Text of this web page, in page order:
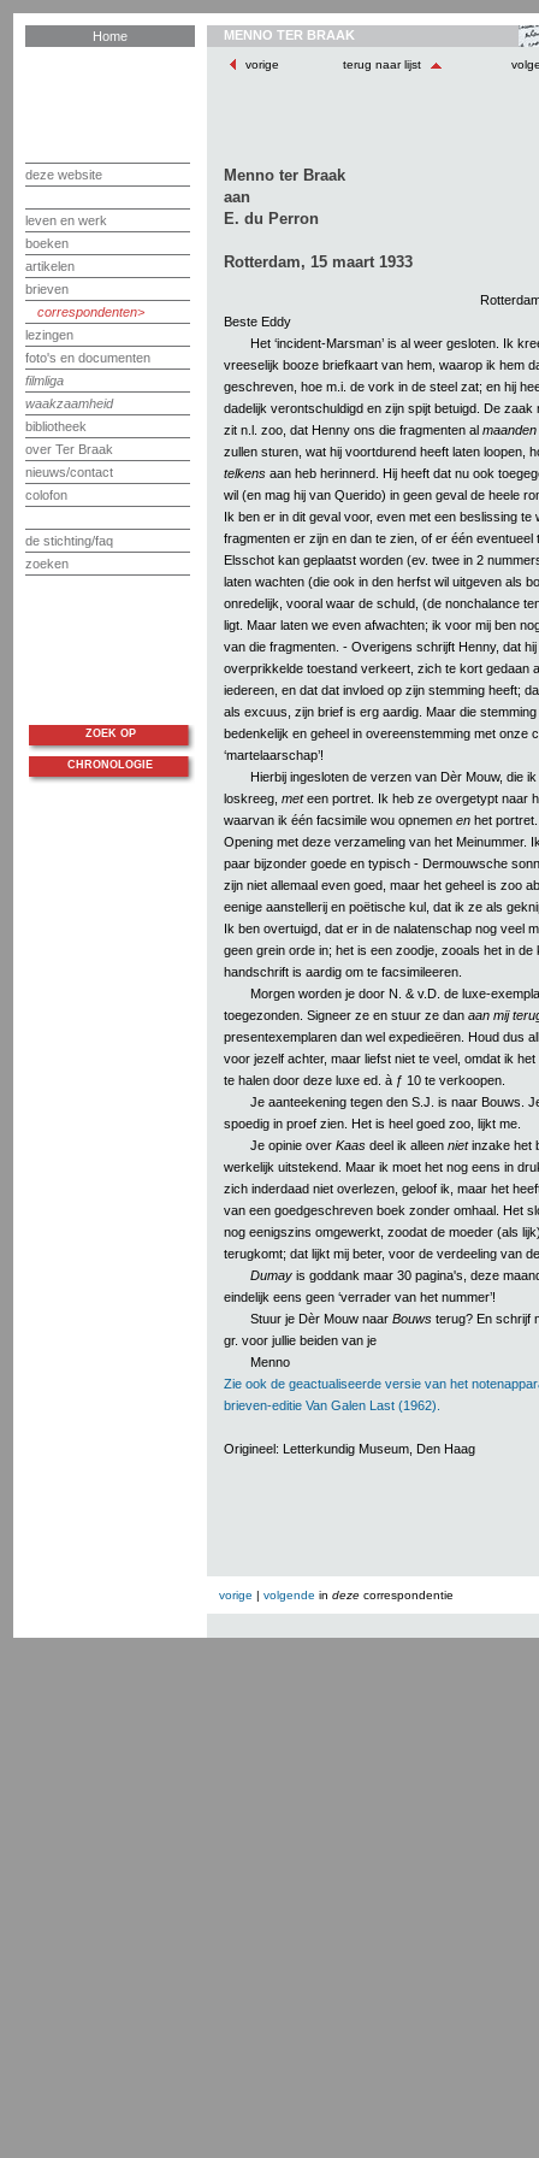
Home
deze website
leven en werk
boeken
artikelen
brieven
correspondenten
lezingen
foto's en documenten
filmliga
waakzaamheid
bibliotheek
over Ter Braak
nieuws/contact
colofon
de stichting/faq
zoeken
MENNO TER BRAAK
vorige terug naar lijst
Menno ter Braak
aan
E. du Perron
Rotterdam, 15 maart 1933
Beste Eddy
Het ‘incident-Marsman’ is al weer gesloten. Ik
vreeselijk booze briefkaart van hem, waarop ik hem
geschreven, hoe m.i. de vork in de steel zat; en hij
dadelijk verontschuldigd en zijn spijt betuigd. De zaak
zit n.l. zoo, dat Henny ons die fragmenten al
zullen sturen, wat hij voortdurend heeft laten loopen,
telkens aan heb herinnerd. Hij heeft dat nu ook
wil (en mag hij van Querido) in geen geval de heele
Ik ben er in dit geval voor, even met een beslissing te
fragmenten er zijn en dan te zien, of er één eventueel
Elsschot kan geplaatst worden (ev. twee in 2
laten wachten (die ook in den herfst wil uitgeven als
onredelijk, vooral waar de schuld, (de nonchalance
ligt. Maar laten we even afwachten; ik voor mij ben
van die fragmenten. - Overigens schrijft Henny, dat
overprikkelde toestand verkeert, zich te kort gedaan
iedereen, en dat dat invloed op zijn stemming heeft;
als excuus, zijn brief is erg aardig. Maar die stemming
bedenkelijk en geheel in overeenstemming met onze
‘martelaarschap’!
Hierbij ingesloten de verzen van Dèr Mouw, die
loskreeg, meteen portret. Ik heb ze overgetypt naar
waarvan ik één facsimile wou opnemen en het
Opening met deze verzameling van het Meinummer.
paar bijzonder goede en typisch - Dermouwsche
zijn niet allemaal even goed, maar het geheel is zoo
eenige aanstellerij en poëtische kul, dat ik ze als
Ik ben overtuigd, dat er in de nalatenschap nog veel
geen grein orde in; het is een zoodje, zooals het in de
handschrift is aardig om te facsimileeren.
Morgen worden je door N. & v.D. de luxe-
toegezonden. Signeer ze en stuur ze dan aan mij
presentexemplaren dan wel expedieëren. Houd dus
voor jezelf achter, maar liefst niet te veel, omdat ik het
te halen door deze luxe ed. à ƒ 10 te verkoopen.
Je aanteekening tegen den S.J. is naar Bouws.
spoedig in proef zien. Het is heel goed zoo, lijkt me.
Je opinie over Kaas deel ik alleen nietinzake het
werkelijk uitstekend. Maar ik moet het nog eens in
zich inderdaad niet overlezen, geloof ik, maar het
van een goedgeschreven boek zonder omhaal. Het
nog eenigszins omgewerkt, zoodat de moeder (als
terugkomt; dat lijkt mij beter, voor de verdeeling van
Dumay is goddank maar 30 pagina's, deze
eindelijk eens geen ‘verrader van het nummer’!
Stuur je Dèr Mouw naar Bouws terug? En schrijf
gr. voor jullie beiden van je
Menno
Zie ook de geactualiseerde versie van het
brieven-editie Van Galen Last (1962).
Origineel: Letterkundig Museum, Den Haag
vorige | volgende in deze correspondentie
ZOEK OP
CHRONOLOGIE